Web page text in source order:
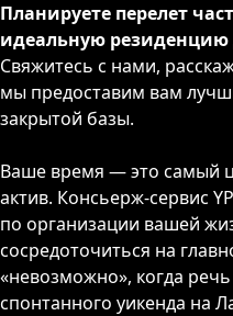
Планируете перелет
идеальную резиденцию
Свяжитесь с нами,
мы предоставим вам
закрытой базы.
Ваше время — это самый
актив. Консьерж-сервис
по организации вашей
сосредоточиться на
«невозможно», когда
спонтанного уикенда на